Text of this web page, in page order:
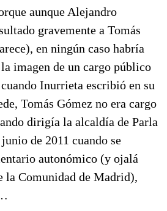
aunque Alejandro
gravemente a Tomás
en ningún caso habría
imagen de un cargo público
Inurrieta escribió en su
Tomás Gómez no era cargo
dirigía la alcaldía de Parla
de 2011 cuando se
autonómico (y ojalá
la Comunidad de Madrid),